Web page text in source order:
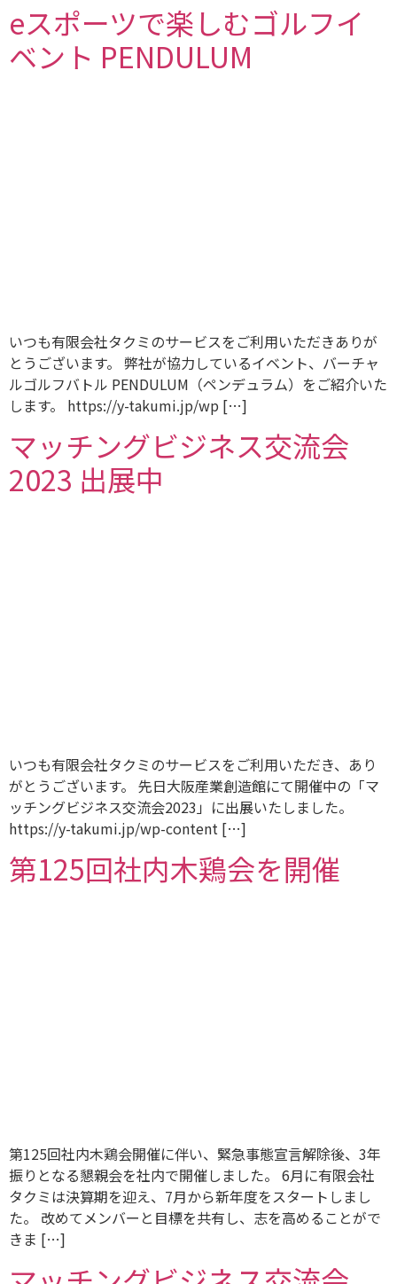
eスポーツで楽しむゴルフイ
ベント PENDULUM
いつも有限会社タクミのサービスをご利用いただきありが
とうございます。 弊社が協力しているイベント、バーチャ
ルゴルフバトル PENDULUM（ペンデュラム）をご紹介いた
します。 https://y-takumi.jp/wp […]
マッチングビジネス交流会
2023 出展中
いつも有限会社タクミのサービスをご利用いただき、あり
がとうございます。 先日大阪産業創造館にて開催中の「マ
ッチングビジネス交流会2023」に出展いたしました。
https://y-takumi.jp/wp-content […]
第125回社内木鶏会を開催
第125回社内木鶏会開催に伴い、緊急事態宣言解除後、3年
振りとなる懇親会を社内で開催しました。 6月に有限会社
タクミは決算期を迎え、7月から新年度をスタートしまし
た。 改めてメンバーと目標を共有し、志を高めることがで
きま […]